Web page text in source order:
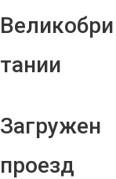
Великобри
тании
Загружен
проезд